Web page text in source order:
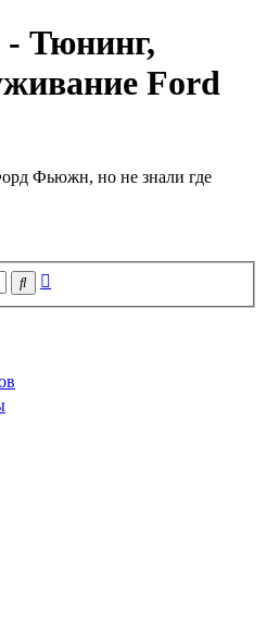
Тюнинг,
Ford
Фьюжн, но не знали где
Поиск